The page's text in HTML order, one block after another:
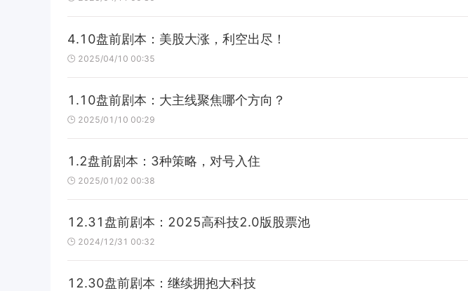
4.10盘前剧本：美股大涨，利空出尽！
2025/04/10 00:35
1.10盘前剧本：大主线聚焦哪个方向？
2025/01/10 00:29
1.2盘前剧本：3种策略，对号入住
2025/01/02 00:38
12.31盘前剧本：2025高科技2.0版股票池
2024/12/31 00:32
12.30盘前剧本：继续拥抱大科技